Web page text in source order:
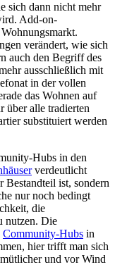
sich dann nicht mehr
Add-on-
verändert, wie sich
auch den Begriff des
ausschließlich mit
in der vollen
das Wohnen auf
über alle tradierten
substituiert werden
Hubs in den
verdeutlicht
Bestandteil ist, sondern
nur noch bedingt
die
nutzen. Die
Community-Hubs in
hier trifft man sich
und vor Wind